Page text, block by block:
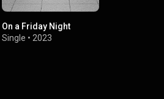
On a Friday Night
Single • 2023